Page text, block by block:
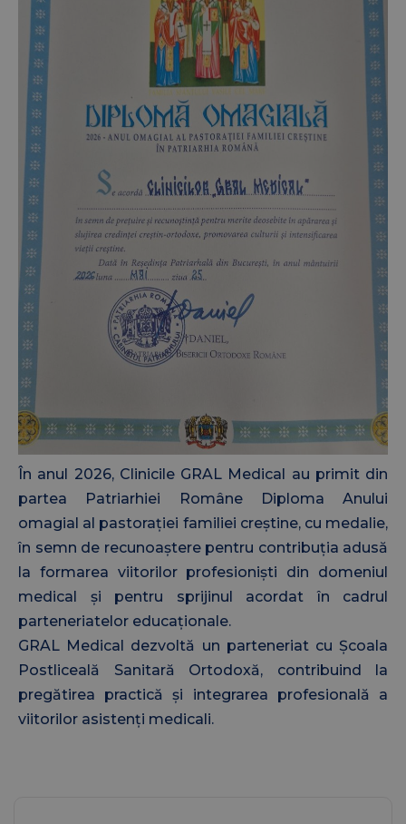
În anul 2026, Clinicile GRAL Medical au primit din
partea Patriarhiei Române Diploma Anului
omagial al pastorației familiei creștine, cu medalie,
în semn de recunoaștere pentru contribuția adusă
la formarea viitorilor profesioniști din domeniul
medical și pentru sprijinul acordat în cadrul
parteneriatelor educaționale.
GRAL Medical dezvoltă un parteneriat cu Școala
Postliceală Sanitară Ortodoxă, contribuind la
pregătirea practică și integrarea profesională a
viitorilor asistenți medicali.